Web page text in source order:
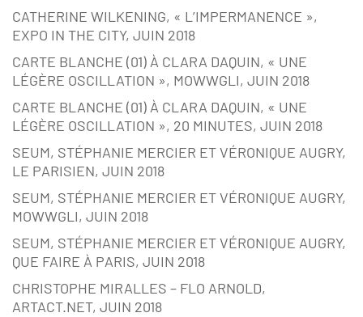
CATHERINE WILKENING, « L’IMPERMANENCE »,
EXPO IN THE CITY, JUIN 2018
CARTE BLANCHE (01) À CLARA DAQUIN, « UNE
LÉGÈRE OSCILLATION », MOWWGLI, JUIN 2018
CARTE BLANCHE (01) À CLARA DAQUIN, « UNE
LÉGÈRE OSCILLATION », 20 MINUTES, JUIN 2018
SEUM, STÉPHANIE MERCIER ET VÉRONIQUE AUGRY,
LE PARISIEN, JUIN 2018
SEUM, STÉPHANIE MERCIER ET VÉRONIQUE AUGRY,
MOWWGLI, JUIN 2018
SEUM, STÉPHANIE MERCIER ET VÉRONIQUE AUGRY,
QUE FAIRE À PARIS, JUIN 2018
CHRISTOPHE MIRALLES – FLO ARNOLD,
ARTACT.NET, JUIN 2018